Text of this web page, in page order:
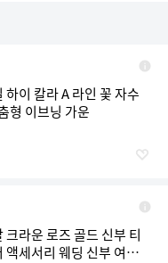
하이 칼라 A 라인 꽃 자수
형 이브닝 가운
라운 로즈 골드 신부 티
액세서리 웨딩 신부 여성